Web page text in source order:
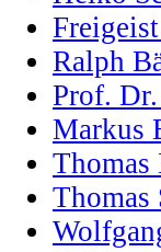
Ralph
Prof.
Markus
Thomas
Thomas